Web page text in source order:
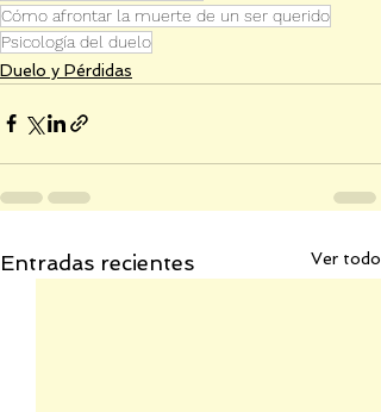
Cómo afrontar la muerte de un ser querido
Psicología del duelo
Duelo y Pérdidas
Entradas recientes Ver todo